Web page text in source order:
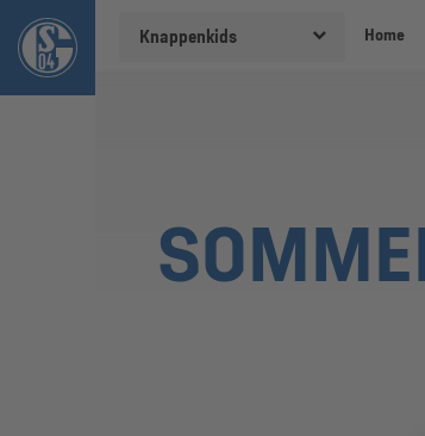
Knappenkids Home